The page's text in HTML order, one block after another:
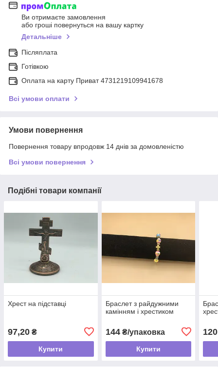
Ви отримаєте замовлення
або гроші повернуться на вашу картку
Детальніше
Післяплата
Готівкою
Оплата на карту Приват 4731219109941678
Всі умови оплати
Умови повернення
Повернення товару впродовж 14 днів за домовленістю
Всі умови повернення
Подібні товари компанії
Хрест на підставці
97,20 ₴
Купити
Браслет з райдужними
камінням і хрестиком
144₴/упаковка
Купити
120